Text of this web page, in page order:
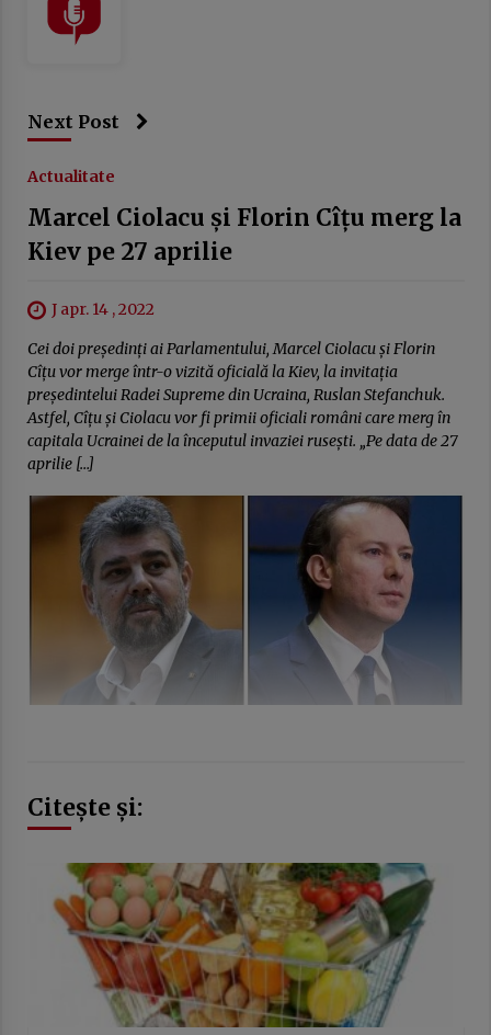
Next Post
Actualitate
Marcel Ciolacu și Florin Cîțu merg la
Kiev pe 27 aprilie
J apr. 14 , 2022
Cei doi președinți ai Parlamentului, Marcel Ciolacu și Florin
Cîțu vor merge într-o vizită oficială la Kiev, la invitația
președintelui Radei Supreme din Ucraina, Ruslan Stefanchuk.
Astfel, Cîțu și Ciolacu vor fi primii oficiali români care merg în
capitala Ucrainei de la începutul invaziei rusești. „Pe data de 27
aprilie […]
Citește și: